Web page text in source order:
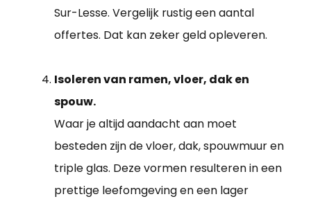
Sur-Lesse. Vergelijk rustig een aantal
offertes. Dat kan zeker geld opleveren.
Isoleren van ramen, vloer, dak en
spouw.
Waar je altijd aandacht aan moet
besteden zijn de vloer, dak, spouwmuur en
triple glas. Deze vormen resulteren in een
prettige leefomgeving en een lager